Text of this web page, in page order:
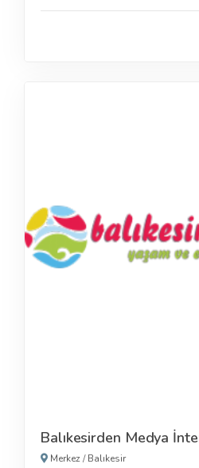
Balıkesirden Medya
Merkez/Balıkesir